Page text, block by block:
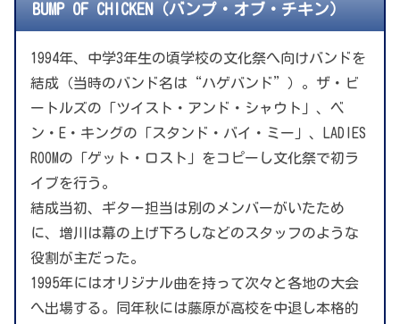
BUMP OF CHICKEN（バンプ・オブ・チキン）
1994年、中学3年生の頃学校の文化祭へ向けバンドを
結成（当時のバンド名は“ハゲバンド”）。ザ・ビ
ートルズの「ツイスト・アンド・シャウト」、ベ
ン・E・キングの「スタンド・バイ・ミー」、LADIES
ROOMの「ゲット・ロスト」をコピーし文化祭で初ラ
イブを行う。
結成当初、ギター担当は別のメンバーがいたため
に、増川は幕の上げ下ろしなどのスタッフのような
役割が主だった。
1995年にはオリジナル曲を持って次々と各地の大会
へ出場する。同年秋には藤原が高校を中退し本格的